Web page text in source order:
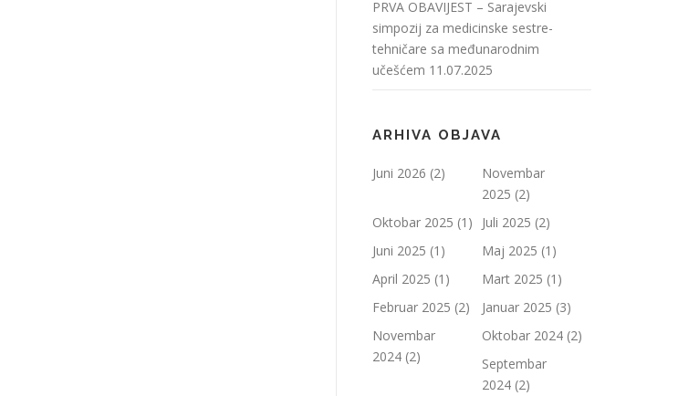
PRVA OBAVIJEST – Sarajevski
simpozij za medicinske sestre-
tehničare sa međunarodnim
učešćem 11.07.2025
ARHIVA OBJAVA
Juni 2026 (2)
Novembar
2025 (2)
Oktobar 2025 (1) Juli 2025 (2)
Juni 2025 (1) Maj 2025 (1)
April 2025 (1) Mart 2025 (1)
Februar 2025 (2) Januar 2025 (3)
Novembar
2024 (2)
Oktobar 2024 (2)
Septembar
2024 (2)